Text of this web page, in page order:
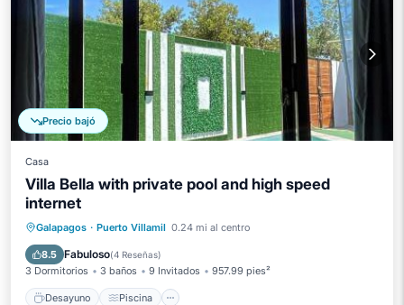
Precio bajó
Casa
Villa Bella with private pool and high speed
internet
Galapagos · Puerto Villamil 0.24 mi al centro
8.5 Fabuloso(4 Reseñas)
3 Dormitorios 3 baños 9 Invitados 957.99 pies²
Desayuno Piscina
Desayuno Piscina
Balcón/Terraza
Vistas